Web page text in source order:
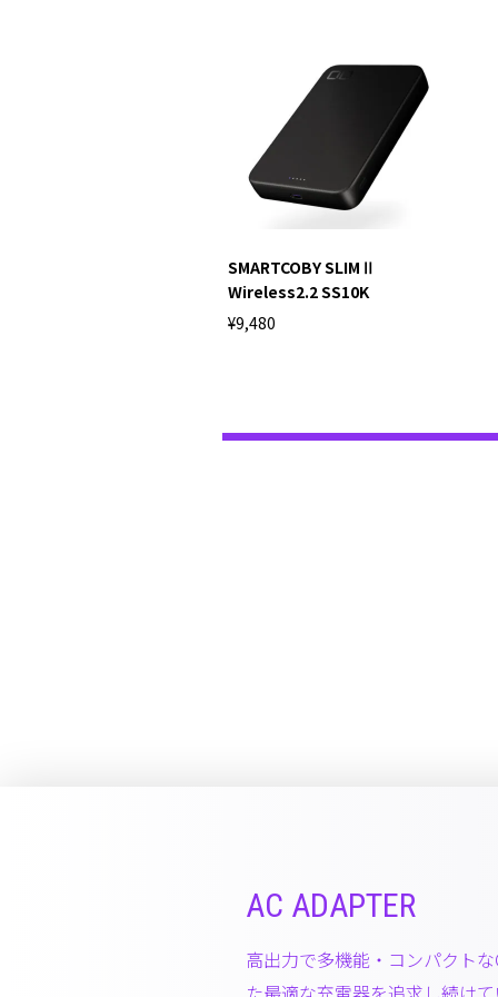
SMARTCOBY SLIMⅡ
Wireless2.2 SS10K
¥9,480
AC ADAPTER
高出力で多機能・コンパクト